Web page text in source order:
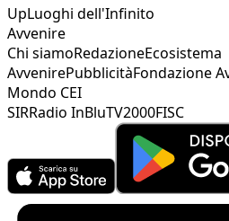
UpLuoghi dell'Infinito
Avvenire
Chi siamoRedazioneEcosistema
AvvenirePubblicitàFondazione
Mondo CEI
SIRRadio InBluTV2000FISC